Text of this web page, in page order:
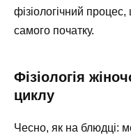
фізіологічний
самого початку.
Фізіологія
циклу
Чесно, як на блюдці: